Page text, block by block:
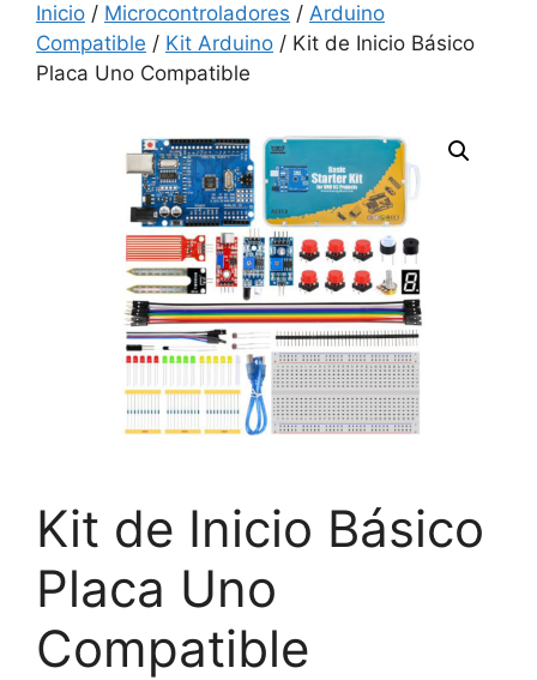
Inicio / Microcontroladores / Arduino
Compatible / Kit Arduino / Kit de Inicio Básico
Placa Uno Compatible
Kit de Inicio Básico
Placa Uno
Compatible